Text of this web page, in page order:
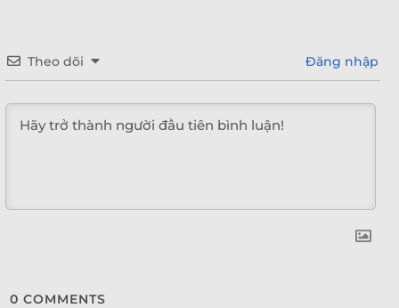
Theo dõi Đăng nhập
0 COMMENTS